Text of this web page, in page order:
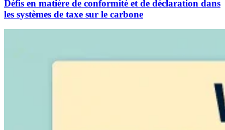
Défis en matière de conformité et de déclaration dans
les systèmes de taxe sur le carbone